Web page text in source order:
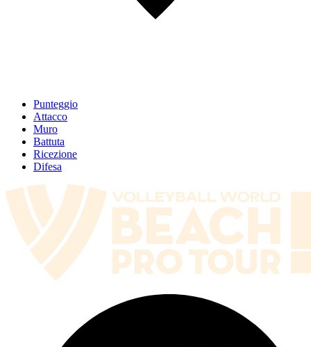
Punteggio
Attacco
Muro
Battuta
Ricezione
Difesa